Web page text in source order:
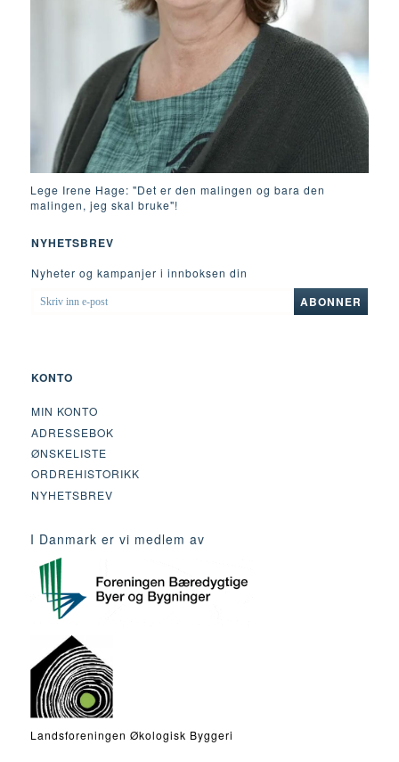
Lege Irene Hage: "Det er den malingen og bara den
malingen, jeg skal bruke"!
NYHETSBREV
Nyheter og kampanjer i innboksen din
SKRIV
INN
ABONNER
KONTO
MIN KONTO
ADRESSEBOK
ØNSKELISTE
ORDREHISTORIKK
NYHETSBREV
I Danmark er vi medlem av
Landsforeningen Økologisk Byggeri